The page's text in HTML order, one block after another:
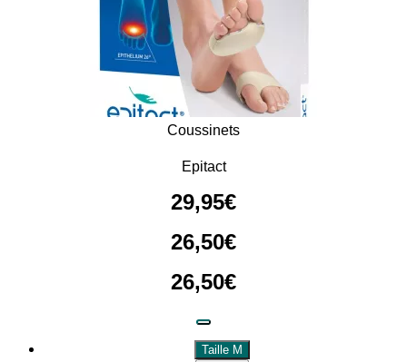
Coussinets
Epitact
29,95€
26,50€
26,50€
Taille M